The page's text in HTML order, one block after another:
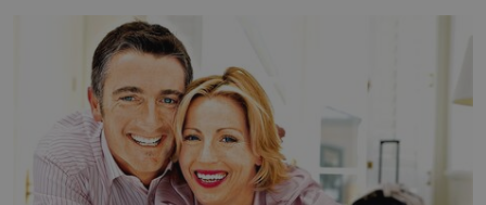
se na koloběžce a den zakončit poznáváním památek ve
Velkých Losinách nebo v termálním